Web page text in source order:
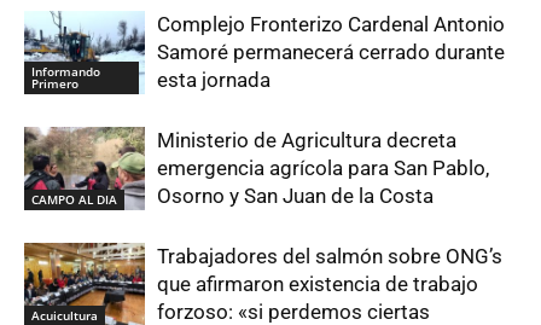
Informando
Primero
Complejo Fronterizo Cardenal Antonio
Samoré permanecerá cerrado durante
esta jornada
CAMPO AL DIA
Ministerio de Agricultura decreta
emergencia agrícola para San Pablo,
Osorno y San Juan de la Costa
Acuicultura
Trabajadores del salmón sobre ONG’s
que afirmaron existencia de trabajo
forzoso: «si perdemos ciertas